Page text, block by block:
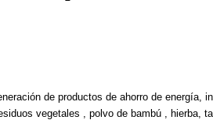
de productos de ahorro de energía,
vegetales , polvo de bambú ,